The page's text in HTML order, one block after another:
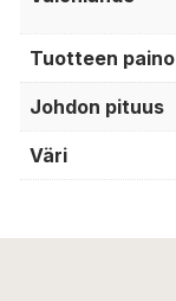
Tuotteen paino
Johdon pituus
Väri